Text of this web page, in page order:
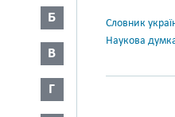
Б
В
Г
Словник
Наукова